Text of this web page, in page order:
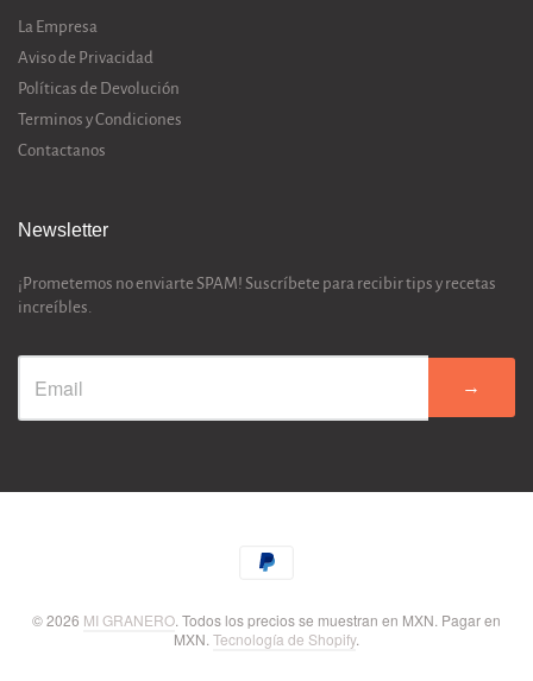
La Empresa
Aviso de Privacidad
Políticas de Devolución
Terminos y Condiciones
Contactanos
Newsletter
¡Prometemos no enviarte SPAM! Suscríbete para recibir tips y recetas
increíbles.
→
© 2026 MI GRANERO. Todos los precios se muestran en MXN. Pagar en
MXN. Tecnología de Shopify.